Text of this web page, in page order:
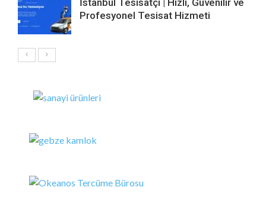
İstanbul Tesisatçı | Hızlı, Güvenilir ve
Profesyonel Tesisat Hizmeti